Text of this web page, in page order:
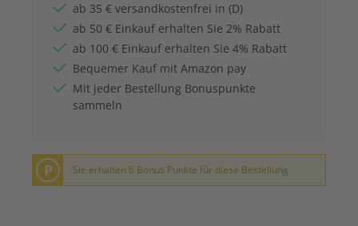
ab 35 € versandkostenfrei in (D)
ab 50 € Einkauf erhalten Sie 2% Rabatt
ab 100 € Einkauf erhalten Sie 4% Rabatt
Bequemer Kauf mit Amazon pay
Mit jeder Bestellung Bonuspunkte
sammeln
P Sie erhalten 6 Bonus Punkte für diese Bestellung